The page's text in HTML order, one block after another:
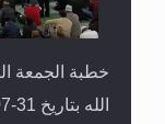
خطبة الجمعة
الله بتاريخ 31-07-2026